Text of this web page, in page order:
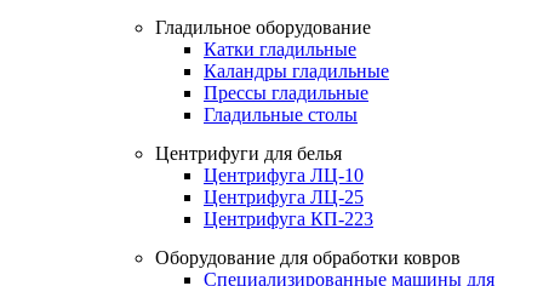
Гладильное оборудование
Катки гладильные
Каландры гладильные
Прессы гладильные
Гладильные столы
Центрифуги для белья
Центрифуга ЛЦ-10
Центрифуга ЛЦ-25
Центрифуга КП-223
Оборудование для обработки ковров
Специализированные машины для